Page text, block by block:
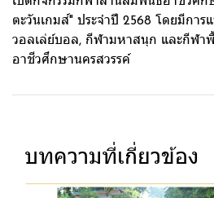
ตะวันเกมส์" ประจำปี 2568 โดยมีกา
วอลเล่ย์บอล, กีฬามหาสนุก และกีฬา
อาชีวศึกษานครสวรรค์
บทความที่เกี่ยวข้อง